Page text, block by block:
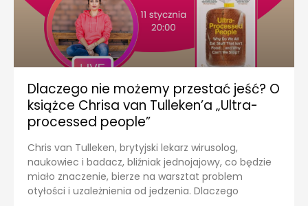
Dlaczego nie możemy przestać jeść? O
książce Chrisa van Tulleken’a „Ultra-
processed people”
Chris van Tulleken, brytyjski lekarz wirusolog,
naukowiec i badacz, bliźniak jednojajowy, co będzie
miało znaczenie, bierze na warsztat problem
otyłości i uzależnienia od jedzenia. Dlaczego